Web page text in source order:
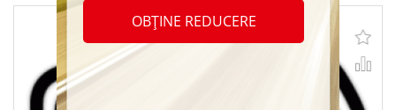
OBȚINE REDUCERE